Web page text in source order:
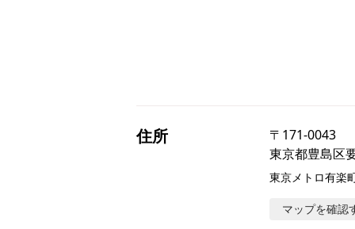
住所 〒 171-0043
東京都豊島区
東京メトロ有楽
マップを確認